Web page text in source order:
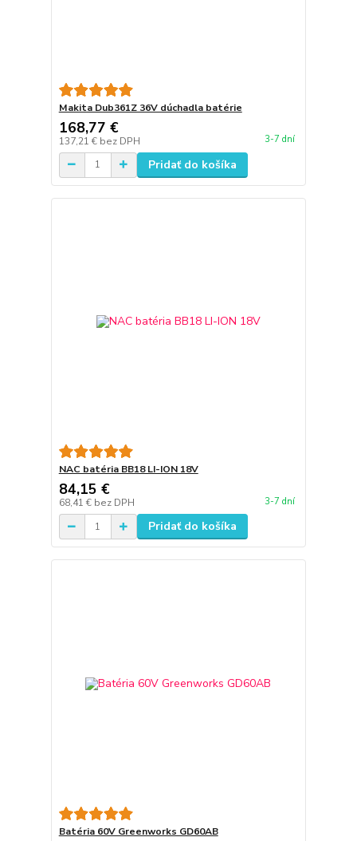
Makita Dub361Z 36V dúchadla batérie
168,77 €
137,21 € bez DPH 3-7 dní
Pridať do košíka
NAC batéria BB18 LI-ION 18V
84,15 €
68,41 € bez DPH 3-7 dní
Pridať do košíka
Batéria 60V Greenworks GD60AB